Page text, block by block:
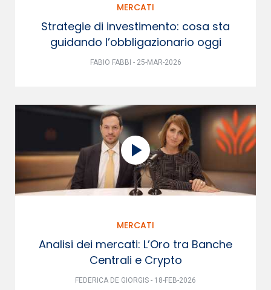
MERCATI
Strategie di investimento: cosa sta
guidando l’obbligazionario oggi
FABIO FABBI - 25-MAR-2026
MERCATI
Analisi dei mercati: L’Oro tra Banche
Centrali e Crypto
FEDERICA DE GIORGIS - 18-FEB-2026